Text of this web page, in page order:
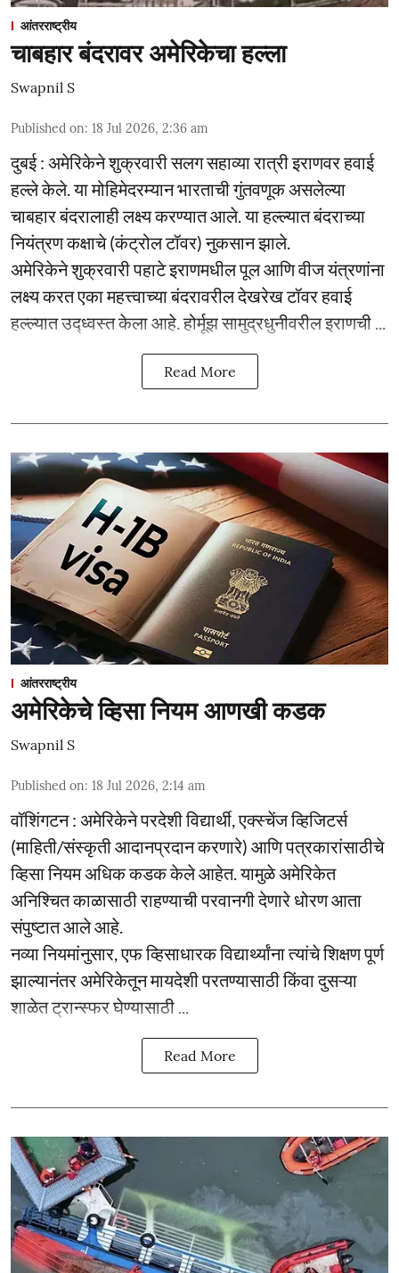
आंतरराष्ट्रीय
चाबहार बंदरावर अमेरिकेचा हल्ला
Swapnil S
Published on: 18 Jul 2026, 2:36 am
दुबई : अमेरिकेने शुक्रवारी सलग सहाव्या रात्री इराणवर हवाई
हल्ले केले. या मोहिमेदरम्यान भारताची गुंतवणूक असलेल्या
चाबहार बंदरालाही लक्ष्य करण्यात आले. या हल्ल्यात बंदराच्या
नियंत्रण कक्षाचे (कंट्रोल टॉवर) नुकसान झाले.
अमेरिकेने शुक्रवारी पहाटे इराणमधील पूल आणि वीज यंत्रणांना
लक्ष्य करत एका महत्त्वाच्या बंदरावरील देखरेख टॉवर हवाई
हल्ल्यात उद्ध्वस्त केला आहे. होर्मूझ सामुद्रधुनीवरील इराणची ...
Read More
आंतरराष्ट्रीय
अमेरिकेचे व्हिसा नियम आणखी कडक
Swapnil S
Published on: 18 Jul 2026, 2:14 am
वॉशिंगटन : अमेरिकेने परदेशी विद्यार्थी, एक्स्चेंज व्हिजिटर्स
(माहिती/संस्कृती आदानप्रदान करणारे) आणि पत्रकारांसाठीचे
व्हिसा नियम अधिक कडक केले आहेत. यामुळे अमेरिकेत
अनिश्चित काळासाठी राहण्याची परवानगी देणारे धोरण आता
संपुष्टात आले आहे.
नव्या नियमांनुसार, एफ व्हिसाधारक विद्यार्थ्यांना त्यांचे शिक्षण पूर्ण
झाल्यानंतर अमेरिकेतून मायदेशी परतण्यासाठी किंवा दुसऱ्या
शाळेत ट्रान्स्फर घेण्यासाठी ...
Read More